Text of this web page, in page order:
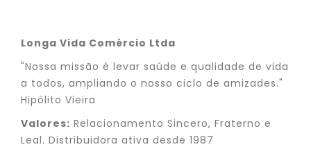
Longa Vida Comércio Ltda
"Nossa missão é levar saúde e qualidade de vida
a todos, ampliando o nosso ciclo de amizades."
Hipólito Vieira
Valores: Relacionamento Sincero, Fraterno e
Leal. Distribuidora ativa desde 1987